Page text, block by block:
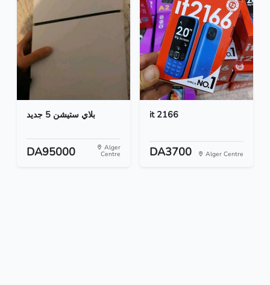
بلاي ستيشن 5 جديد
DA95000 Alger
Centre
it 2166
DA3700 Alger Centre